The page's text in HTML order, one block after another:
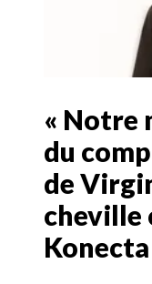
« Notre
du
de
cheville